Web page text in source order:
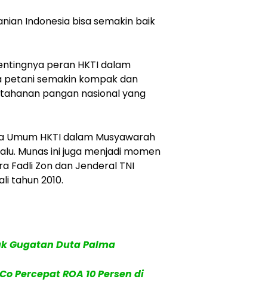
Indonesia bisa semakin baik
peran HKTI dalam
semakin kompak dan
pangan nasional yang
HKTI dalam Musyawarah
Munas ini juga menjadi momen
Fadli Zon dan Jenderal TNI
tahun 2010.
Gugatan Duta Palma
Percepat ROA 10 Persen di